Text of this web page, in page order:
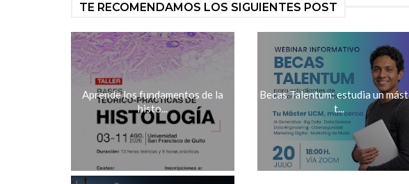
TE RECOMENDAMOS LOS SIGUIENTES POST
Aprende los fundamentos de la
histo...
Becas Talentum: estudia un
t...